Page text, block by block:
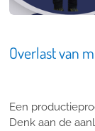
Overlast van
Een
Denk aan de